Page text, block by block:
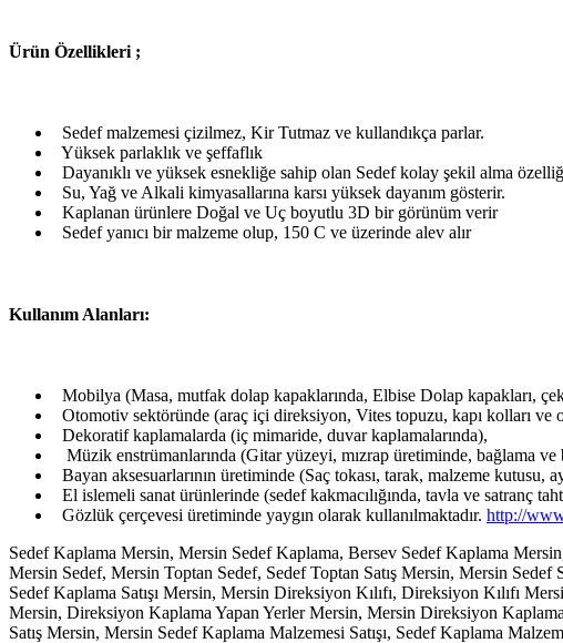
Ürün Özellikleri ;
Sedef malzemesi çizilmez, Kir Tutmaz ve kullandıkça parlar.
Yüksek parlaklık ve şeffaflık
Dayanıklı ve yüksek esnekliğe sahip olan Sedef kolay şekil alma
Su, Yağ ve Alkali kimyasallarına karsı yüksek dayanım gösterir.
Kaplanan ürünlere Doğal ve Uç boyutlu 3D bir görünüm verir
Sedef yanıcı bir malzeme olup, 150 C ve üzerinde alev alır
Kullanım Alanları:
Mobilya (Masa, mutfak dolap kapaklarında, Elbise Dolap kapakları,
Otomotiv sektöründe (araç içi direksiyon, Vites topuzu, kapı kolları ve
Dekoratif kaplamalarda (iç mimaride, duvar kaplamalarında),
Müzik enstrümanlarında (Gitar yüzeyi, mızrap üretiminde, bağlama ve
Bayan aksesuarlarının üretiminde (Saç tokası, tarak, malzeme kutusu,
El islemeli sanat ürünlerinde (sedef kakmacılığında, tavla ve satranç
Gözlük çerçevesi üretiminde yaygın olarak kullanılmaktadır. http://
Sedef Kaplama Mersin, Mersin Sedef Kaplama, Bersev Sedef Kaplama
Mersin Sedef, Mersin Toptan Sedef, Sedef Toptan Satış Mersin, Mersin Sedef
Sedef Kaplama Satışı Mersin, Mersin Direksiyon Kılıfı, Direksiyon Kılıfı
Mersin, Direksiyon Kaplama Yapan Yerler Mersin, Mersin Direksiyon
Satış Mersin, Mersin Sedef Kaplama Malzemesi Satışı, Sedef Kaplama